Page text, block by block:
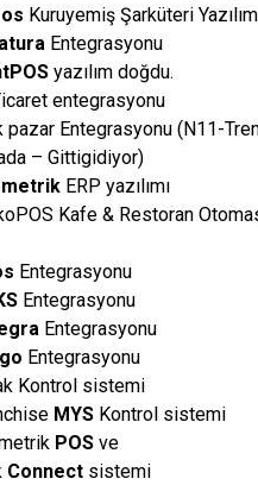
Kuruyemiş Şarküteri
Entegrasyonu
yazılım doğdu.
entegrasyonu
pazar Entegrasyonu (N11-
– Gittigidiyor)
ERP yazılımı
Kafe & Restoran
Entegrasyonu
Entegrasyonu
Entegrasyonu
Entegrasyonu
Kontrol sistemi
MYS Kontrol sistemi
POS ve
Connect sistemi